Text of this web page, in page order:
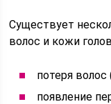
Существует
волос и кожи
потеря волос
появление